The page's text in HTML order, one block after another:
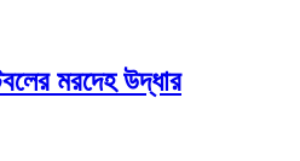
মরদেহ উদ্ধার